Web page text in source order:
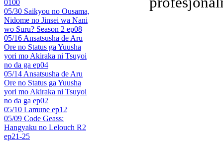
0100
05/30 Saikyou no Ousama,
Nidome no Jinsei wa Nani
wo Suru? Season 2 ep08
05/16 Ansatsusha de Aru
Ore no Status ga Yuusha
yori mo Akiraka ni Tsuyoi
no da ga ep04
05/14 Ansatsusha de Aru
Ore no Status ga Yuusha
yori mo Akiraka ni Tsuyoi
no da ga ep02
05/10 Lamune ep12
05/09 Code Geass:
Hangyaku no Lelouch R2
ep21-25